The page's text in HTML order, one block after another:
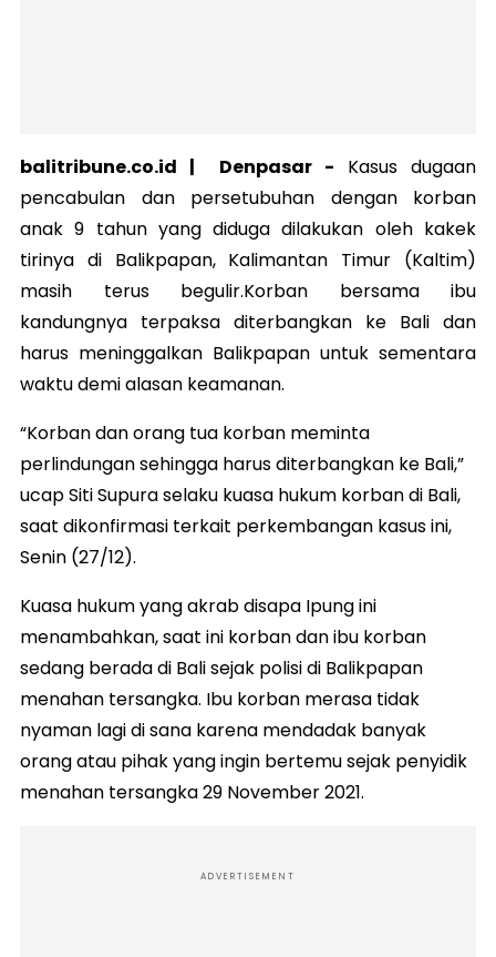
balitribune.co.id | Denpasar -
Kasus dugaan
pencabulan dan persetubuhan dengan korban
anak 9 tahun yang diduga dilakukan oleh kakek
tirinya di Balikpapan, Kalimantan Timur (Kaltim)
masih terus begulir.Korban bersama ibu
kandungnya terpaksa diterbangkan ke Bali dan
harus meninggalkan Balikpapan untuk sementara
waktu demi alasan keamanan.
“Korban dan orang tua korban meminta
perlindungan sehingga harus diterbangkan ke Bali,”
ucap Siti Supura selaku kuasa hukum korban di Bali,
saat dikonfirmasi terkait perkembangan kasus ini,
Senin (27/12).
Kuasa hukum yang akrab disapa Ipung ini
menambahkan, saat ini korban dan ibu korban
sedang berada di Bali sejak polisi di Balikpapan
menahan tersangka. Ibu korban merasa tidak
nyaman lagi di sana karena mendadak banyak
orang atau pihak yang ingin bertemu sejak penyidik
menahan tersangka 29 November 2021.
ADVERTISEMENT